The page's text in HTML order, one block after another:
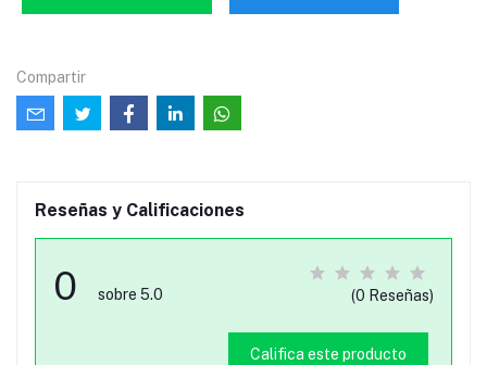
Compartir
Reseñas y Calificaciones
0 sobre 5.0 (0 Reseñas)
Califica este producto